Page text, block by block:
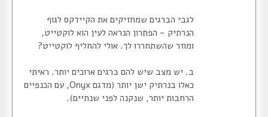
לגבי הברגים שמחזיקים את הקיידקס לגוף
הנרתיק - הפתרון הנראה לעין הוא לוקטייט,
ומוזר שהשתחררו לך. אולי להחליף לוקטייט?
ב. יש מצב שיש להם ברגים ארוכים יותר. ראיתי
כאלו בנרתיק ישן יותר (מדגם Onyx, עם הכנפיים
הרחבות יותר, שנקנה לפני שנתיים).